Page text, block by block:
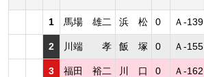
1 馬場 雄二 浜 松 0 Ａ-139
2 川端 孝 飯 塚 0 Ａ-155
3 福田 裕二 川 口 0 Ａ-162